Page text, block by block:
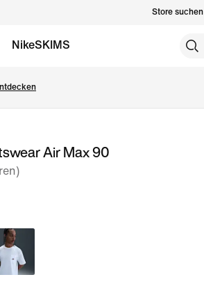
Store suchen
NikeSKIMS
Air Max 90